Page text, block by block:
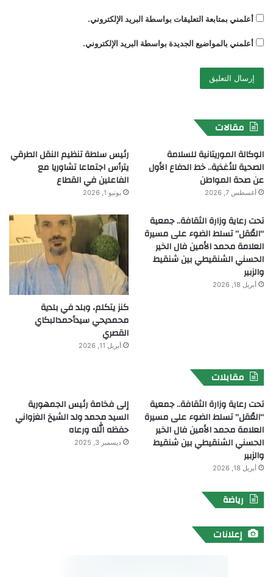
أعلمني بمتابعة التعليقات بواسطة البريد الإلكتروني.
أعلمني بالمواضيع الجديدة بواسطة البريد الإلكتروني.
مقالات
الوكالة الموريتانية للسلامة
الصحية للأغذية.. خط الدفاع الأول
عن صحة المواطن
أغسطس 7, 2026
رئيس سلطة تنظيم النقل الطرقي
يترأس اجتماعا تشاوريا مع
الفاعلين في القطاع
يونيو 1, 2026
تحت رعاية وزارة الثقافة.. جمعية
“العُقل” تسلط الضوء على مسيرة
العلامة محمد الأمين فال الخير
الحسني الشنقيطي بين شنقيط
والزبير
أبريل 18, 2026
كنز يتكلم، وبلد في بلدية
محمديحي سيدأحمدالبكاي
القصري
أبريل 11, 2026
مقابلات
تحت رعاية وزارة الثقافة.. جمعية
“العُقل” تسلط الضوء على مسيرة
العلامة محمد الأمين فال الخير
الحسني الشنقيطي بين شنقيط
والزبير
أبريل 18, 2026
إلى فخامة رئيس الجمهورية
السيد محمد ولد الشيخ الغزواني
حفظه الله ورعاه
ديسمبر 3, 2025
رياضة
إعلانات